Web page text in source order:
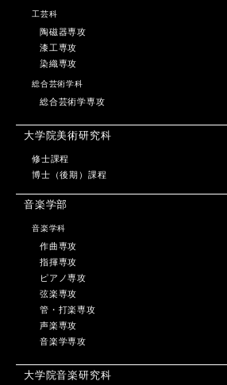
工芸科
陶磁器専攻
漆工専攻
染織専攻
総合芸術学科
総合芸術学専攻
大学院美術研究科
修士課程
博士（後期）課程
音楽学部
音楽学科
作曲専攻
指揮専攻
ピアノ専攻
弦楽専攻
管・打楽専攻
声楽専攻
音楽学専攻
大学院音楽研究科